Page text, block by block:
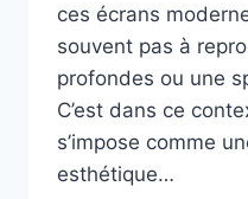
ces écrans
souvent pas à
profondes ou une
C’est dans ce
s’impose comme
esthétique…